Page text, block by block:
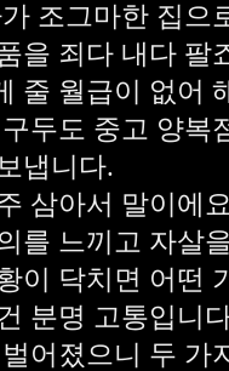
조그마한 집으
을 죄다 내다 팔
줄 월급이 없어
두도 중고 양복
냅니다.
삼아서 말이에
를 느끼고 자살
이 닥치면 어떤
분명 고통입니
어졌으니 두 가